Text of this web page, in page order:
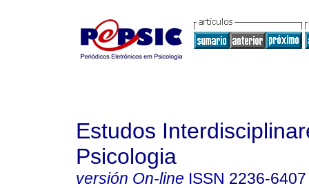
Estudos
Psicologia
versión On-line ISSN 2236-6407